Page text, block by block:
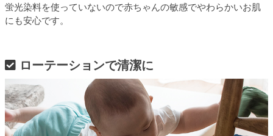
蛍光染料を使っていないので赤ちゃんの敏感でやわらかいお肌
にも安心です。
ローテーションで清潔に